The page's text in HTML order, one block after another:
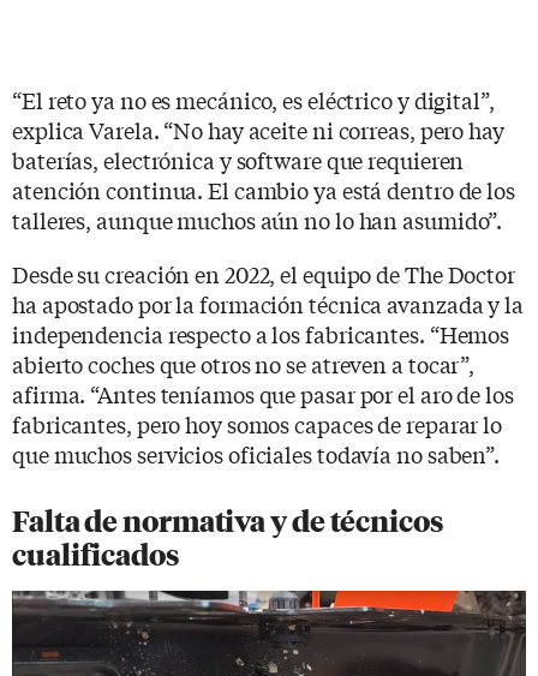
“El reto ya no es mecánico, es eléctrico y digital”,
explica Varela. “No hay aceite ni correas, pero hay
baterías, electrónica y software que requieren
atención continua. El cambio ya está dentro de los
talleres, aunque muchos aún no lo han asumido”.
Desde su creación en 2022, el equipo de The Doctor
ha apostado por la formación técnica avanzada y la
independencia respecto a los fabricantes. “Hemos
abierto coches que otros no se atreven a tocar”,
afirma. “Antes teníamos que pasar por el aro de los
fabricantes, pero hoy somos capaces de reparar lo
que muchos servicios oficiales todavía no saben”.
Falta de normativa y de técnicos
cualificados